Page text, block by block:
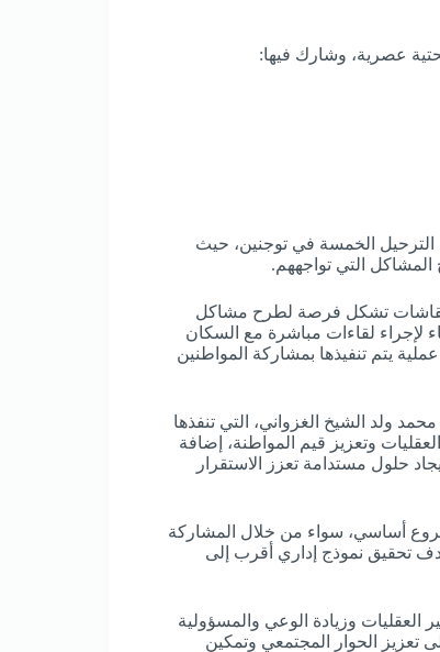
عصرية، وشارك فيها:
الترحيل الخمسة في توجنين، حيث
التي تواجههم.
تشكل فرصة لطرح مشاكل
لإجراء لقاءات مباشرة مع السكان
يتم تنفيذها بمشاركة المواطنين
ولد الشيخ الغزواني، التي تنفذها
وتعزيز قيم المواطنة، إضافة
حلول مستدامة تعزز الاستقرار
أساسي، سواء من خلال المشاركة
تحقيق نموذج إداري أقرب إلى
العقليات وزيادة الوعي والمسؤولية
تعزيز الحوار المجتمعي وتمكين